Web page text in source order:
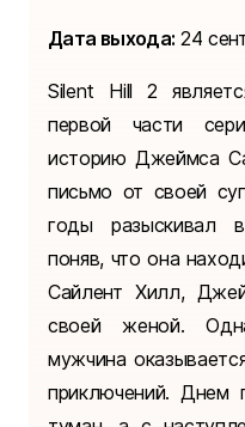
Дата выхода: 24
Silent Hill 2
первой части
историю Джеймса
письмо от своей
годы разыскивал
поняв, что она
Сайлент Хилл,
своей женой.
мужчина
приключений. Днем